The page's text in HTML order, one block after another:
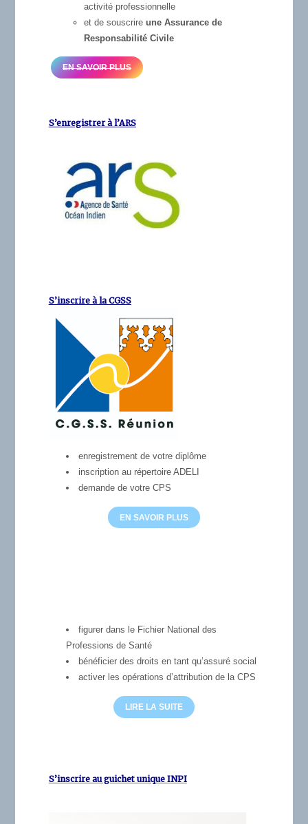
activité professionnelle
et de souscrire une Assurance de
Responsabilité Civile
EN SAVOIR PLUS
S’enregistrer à l’ARS
S’inscrire à la CGSS
enregistrement de votre diplôme
inscription au répertoire ADELI
demande de votre CPS
EN SAVOIR PLUS
figurer dans le Fichier National des
Professions de Santé
bénéficier des droits en tant qu’assuré social
activer les opérations d’attribution de la CPS
LIRE LA SUITE
S’inscrire au guichet unique INPI